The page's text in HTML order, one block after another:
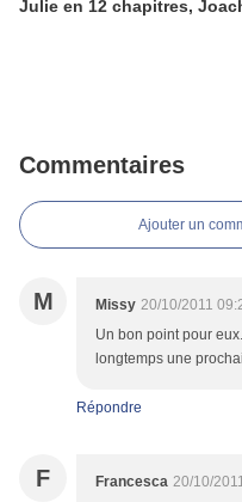
Julie en 12 chapitres,
Commentaires
Ajouter un
M Missy 20/10/2011
Un bon point pour
longtemps une
Répondre
F Francesca 20/10/